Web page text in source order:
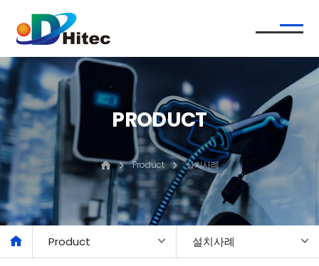
PRODUCT
Product 설치사례
Product 설치사례